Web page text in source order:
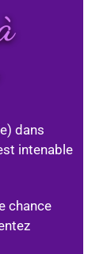
dans
intenable
chance